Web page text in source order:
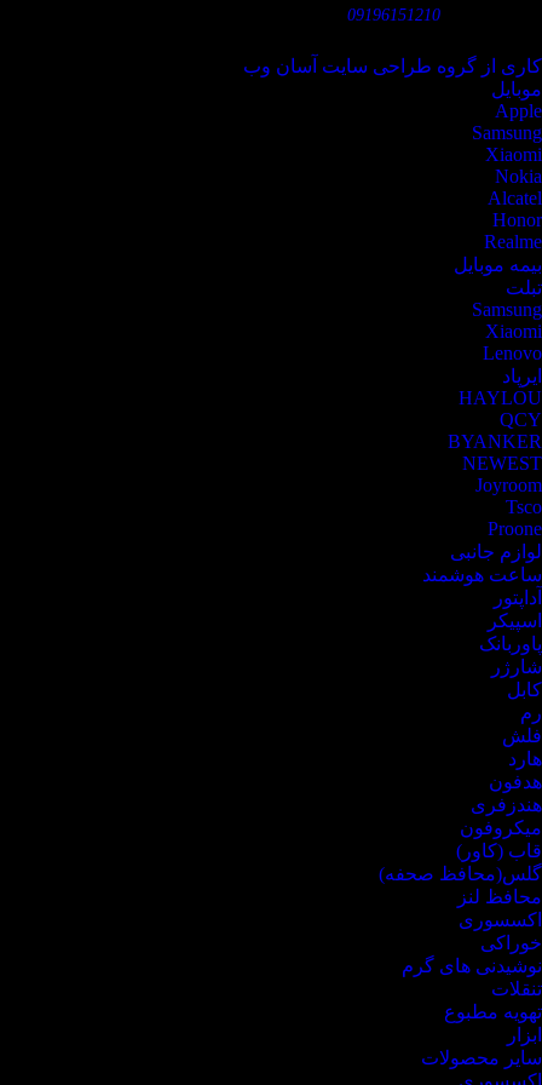
09196151210
کاری از گروه طراحی سایت آسان وب
موبایل
Apple
Samsung
Xiaomi
Nokia
Alcatel
Honor
Realme
بیمه موبایل
تبلت
Samsung
Xiaomi
Lenovo
ایرپاد
HAYLOU
QCY
BYANKER
NEWEST
Joyroom
Tsco
Proone
لوازم جانبی
ساعت هوشمند
آداپتور
اسپیکر
پاوربانک
شارژر
کابل
رم
فلش
هارد
هدفون
هندزفری
میکروفون
قاب (کاور)
گلس(محافظ صحفه)
محافظ لنز
اکسسوری
خوراکی
نوشیدنی های گرم
تنقلات
تهویه مطبوع
ابزار
سایر محصولات
اکسسوری